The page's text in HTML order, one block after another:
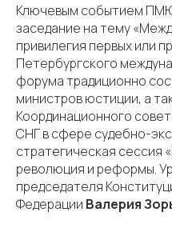
Ключевым событием
заседание на тему
привилегия первых или
Петербургского
форума традиционно
министров юстиции, а
Координационного
СНГ в сфере судебно-
стратегическая сессия
революция и реформы.
председателя
Федерации Валерия